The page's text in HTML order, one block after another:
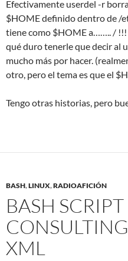
Efectivamente userdel -r
$HOME definido dentro de /
tiene como $HOME a…….. / !!!
qué duro tenerle que decir al
mucho más por hacer.
otro, pero el tema es que el
Tengo otras historias, pero
BASH,LINUX,RADIOAFICIÓN
BASH
XML